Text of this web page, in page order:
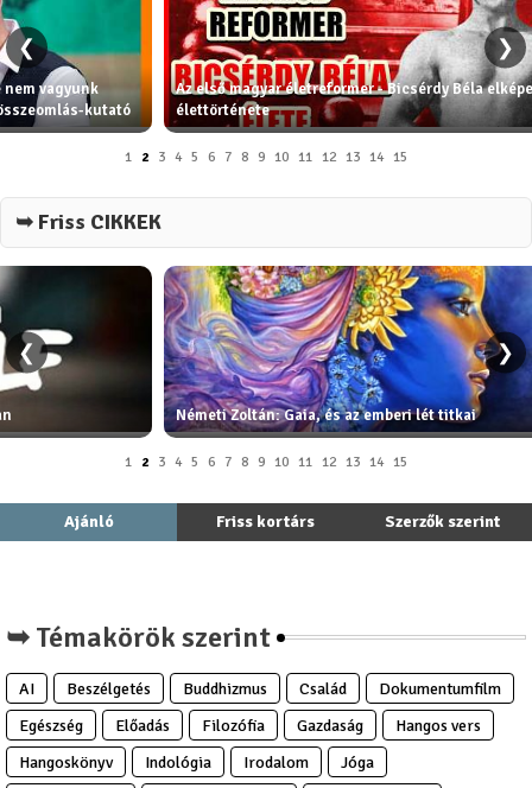
❮
nem vagyunk
kutató
Az első magyar életreformer - Bicsérdy Béla
élettörténete
❯
1 2 3 4 5 6 7 8 9 10 11 12 13 14 15
➥ Friss CIKKEK
❮
Németi Zoltán: Gaia, és az emberi lét titkai
❯
1 2 3 4 5 6 7 8 9 10 11 12 13 14 15
Ajánló Friss kortárs Szerzők szerint
➥ Témakörök szerint
AI Beszélgetés Buddhizmus Család
Dokumentumfilm
Egészség
Előadás Filozófia Gazdaság
Hangos vers
Hangoskönyv
Indológia Irodalom
Jóga